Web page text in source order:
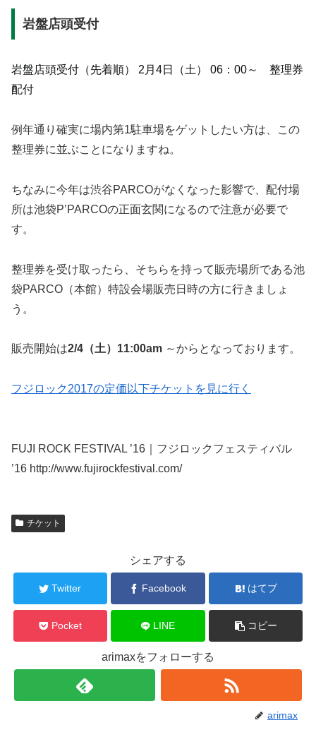
岩盤店頭受付
岩盤店頭受付（先着順） 2月4日（土） 06：00～ 整理券
配付
例年通り確実に場内第1駐車場をゲットしたい方は、この
整理券に並ぶことになりますね。
ちなみに今年は渋谷PARCOがなくなった影響で、配付場
所は池袋P’PARCOの正面玄関になるので注意が必要で
す。
整理券を受け取ったら、そちらを持って販売場所である池
袋PARCO（本館）特設会場販売日時の方に行きましょ
う。
販売開始は2/4（土）11:00am ～からとなっております。
フジロック2017の定価以下チケットを見に行く
FUJI ROCK FESTIVAL ’16｜フジロックフェスティバル
’16 http://www.fujirockfestival.com/
チケット
シェアする
Twitter Facebook はてブ
Pocket LINE コピー
arimaxをフォローする
arimax